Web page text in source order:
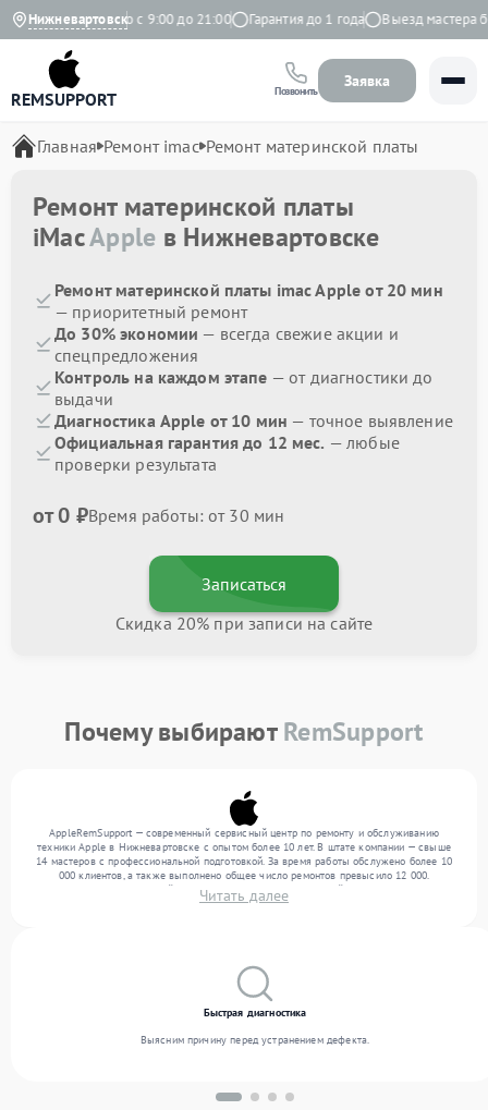
Нижневартовск
Ежедневно с 9:00 до 21:00 Гарантия до 1 года Выезд мастера
REMSUPPORT Позвонить
Заявка
Главная Ремонт imac Ремонт материнской платы
Ремонт материнской платы
iMacApple в Нижневартовске
Ремонт материнской платы imac Apple от 20 мин
— приоритетный ремонт
До 30% экономии — всегда свежие акции и
спецпредложения
Контроль на каждом этапе — от диагностики до
выдачи
Диагностика Apple от 10 мин — точное выявление
Официальная гарантия до 12 мес. — любые
проверки результата
от 0 ₽Время работы: от 30 мин
Записаться
Скидка 20% при записи на сайте
Почему выбираютRemSupport
AppleRemSupport — современный сервисный центр по ремонту и обслуживанию
техники Apple в Нижневартовске с опытом более 10 лет. В штате компании — свыше
14 мастеров с профессиональной подготовкой. За время работы обслужено более 10
000 клиентов, а также выполнено общее число ремонтов превысило 12 000.
Ежемесячно в сервисный центр поступает более 300 устройств, включая , , . Мы
работаем с широким спектром неисправностей и предлагаем стабильный уровень
Читать далее
Быстрая диагностика
Выясним причину перед устранением дефекта.